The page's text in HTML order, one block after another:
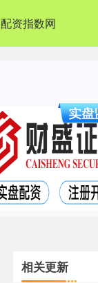
配资指数网
相关更新